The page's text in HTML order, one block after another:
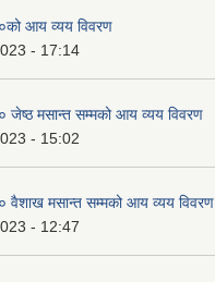
आय व्यय विवरण
- 17:14
मसान्त सम्मको आय व्यय विवरण
- 15:02
मसान्त सम्मको आय व्यय विवरण
- 12:47